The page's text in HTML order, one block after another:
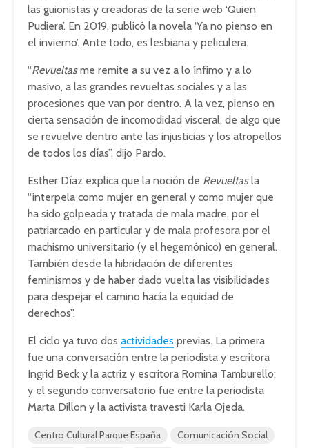
las guionistas y creadoras de la serie web ‘Quien
Pudiera’. En 2019, publicó la novela ‘Ya no pienso en
el invierno’. Ante todo, es lesbiana y peliculera.
“Revueltasme remite a su vez a lo ínfimo y a lo
masivo, a las grandes revueltas sociales y a las
procesiones que van por dentro. A la vez, pienso en
cierta sensación de incomodidad visceral, de algo que
se revuelve dentro ante las injusticias y los atropellos
de todos los días”, dijo Pardo.
Esther Díaz explica que la noción de Revueltasla
“interpela como mujer en general y como mujer que
ha sido golpeada y tratada de mala madre, por el
patriarcado en particular y de mala profesora por el
machismo universitario (y el hegemónico) en general.
También desde la hibridación de diferentes
feminismos y de haber dado vuelta las visibilidades
para despejar el camino hacía la equidad de
derechos”.
El ciclo ya tuvo dos actividades previas. La primera
fue una conversación entre la periodista y escritora
Ingrid Beck y la actriz y escritora Romina Tamburello;
y el segundo conversatorio fue entre la periodista
Marta Dillon y la activista travesti Karla Ojeda.
Centro Cultural Parque España Comunicación Social